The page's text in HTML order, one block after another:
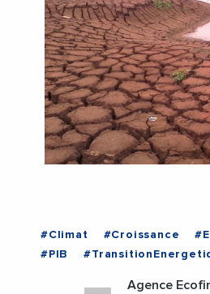
#Climat #Croissance
#PIB
Agence